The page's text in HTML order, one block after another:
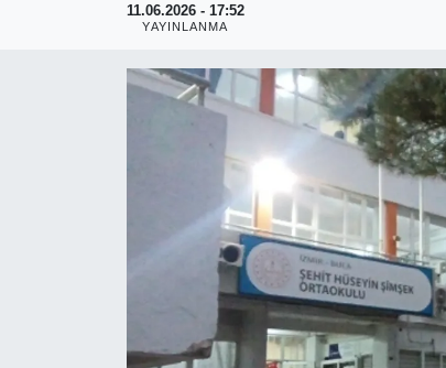
11.06.2026 - 17:52
YAYINLANMA
RESMİ REKLAM